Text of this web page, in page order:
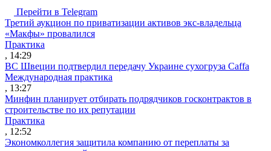
Перейти в Telegram
Третий аукцион по приватизации активов экс-владельца
«Макфы» провалился
Практика
, 14:29
ВС Швеции подтвердил передачу Украине сухогруза Caffa
Международная практика
, 13:27
Минфин планирует отбирать подрядчиков госконтрактов в
строительстве по их репутации
Практика
, 12:52
Экономколлегия защитила компанию от переплаты за